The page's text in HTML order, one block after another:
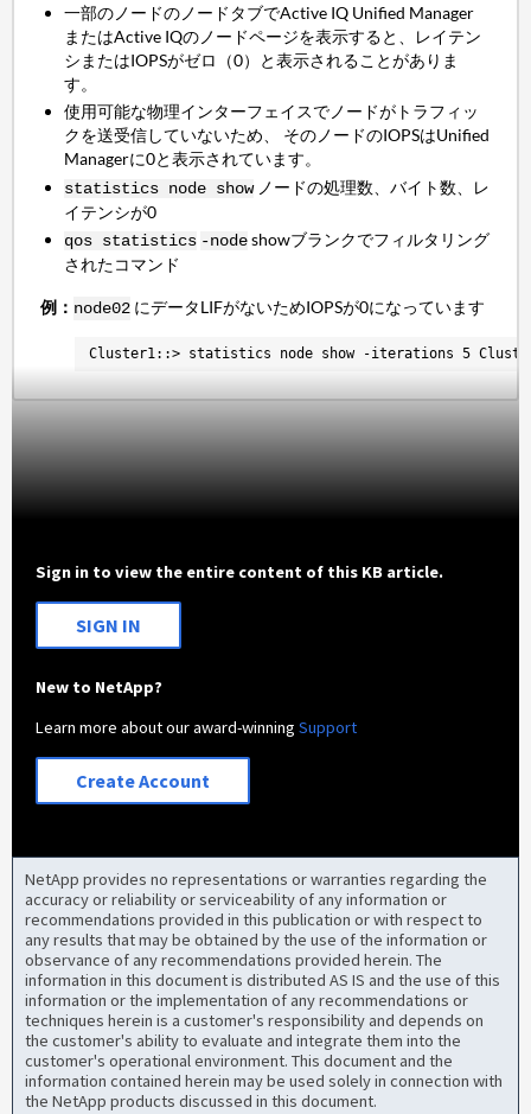
一部のノードのノードタブでActive IQ Unified Manager
またはActive IQのノードページを表示すると、レイテン
シまたはIOPSがゼロ（0）と表示されることがありま
す。
使用可能な物理インターフェイスでノードがトラフィッ
クを送受信していないため、 そのノードのIOPSはUnified
Managerに0と表示されています。
statistics node showノードの処理数、バイト数、レ
イテンシが0
qos statistics -nodeshowブランクでフィルタリング
されたコマンド
例： node02にデータLIFがないためIOPSが0になっています
Cluster1::> statistics node show -iterations 5
Sign in to view the entire content of this KB article.
SIGN IN
New to NetApp?
Learn more about our award-winningSupport
Create Account
NetApp provides no representations or warranties regarding the
accuracy or reliability or serviceability of any information or
recommendations provided in this publication or with respect to
any results that may be obtained by the use of the information or
observance of any recommendations provided herein. The
information in this document is distributed AS IS and the use of this
information or the implementation of any recommendations or
techniques herein is a customer's responsibility and depends on
the customer's ability to evaluate and integrate them into the
customer's operational environment. This document and the
information contained herein may be used solely in connection with
the NetApp products discussed in this document.